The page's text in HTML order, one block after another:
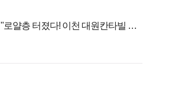
"로얄층 터졌다! 이천 대원칸타빌 잔